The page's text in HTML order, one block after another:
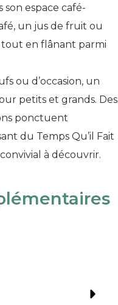
son espace café-
un jus de fruit ou
en flânant parmi
ou d’occasion, un
petits et grands. Des
ponctuent
du Temps Qu’il Fait
à découvrir.